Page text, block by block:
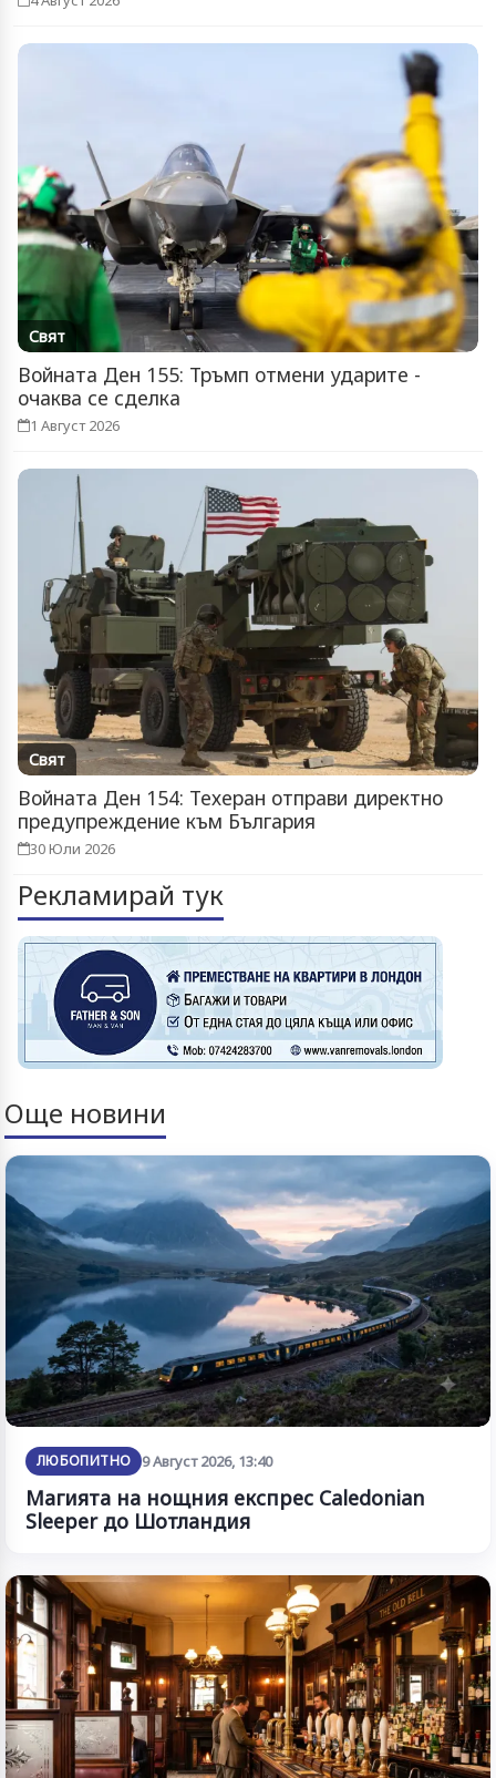
Свят
Войната Ден 155: Тръмп отмени ударите -
очаква се сделка
1 Август 2026
Свят
Войната Ден 154: Техеран отправи директно
предупреждение към България
30 Юли 2026
Рекламирай тук
Още новини
ЛЮБОПИТНО 9 Август 2026, 13:40
Магията на нощния експрес Caledonian
Sleeper до Шотландия